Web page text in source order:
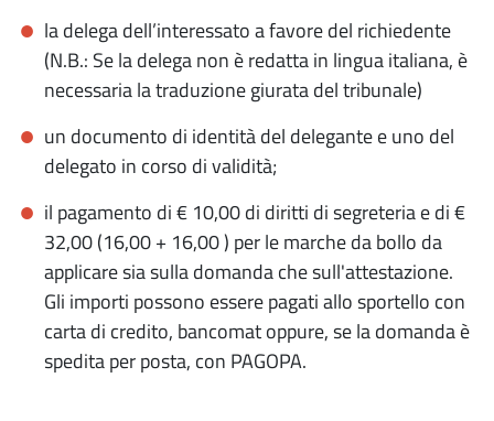
la delega dell’interessato a favore del richiedente
(N.B.: Se la delega non è redatta in lingua italiana, è
necessaria la traduzione giurata del tribunale)
un documento di identità del delegante e uno del
delegato in corso di validità;
il pagamento di € 10,00 di diritti di segreteria e di €
32,00 (16,00 + 16,00 ) per le marche da bollo da
applicare sia sulla domanda che sull'attestazione.
Gli importi possono essere pagati allo sportello con
carta di credito, bancomat oppure, se la domanda è
spedita per posta, con PAGOPA.